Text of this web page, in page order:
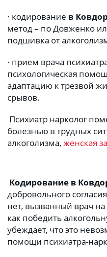
· кодирование в
метод – по Довженко
подшивка от
· прием врача
психологическая
адаптацию к трезвой
срывов.
болезнью в трудных
алкоголизма, женская
Кодирование в
добровольного
нет, вызванный врач
как победить
убеждает, что это
помощи психиатра-